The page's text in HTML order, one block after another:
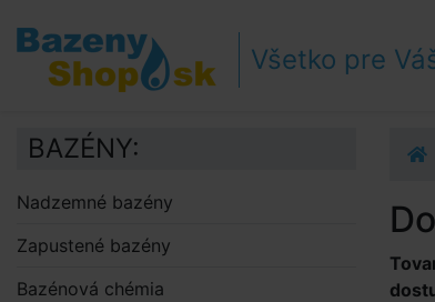
Prejsť na obsah
Prejsť k bočnému stĺpci
Klávesové skratky
Všetko pre
BAZÉNY:
Nadzemné bazény
Zapustené bazény
Bazénová chémia